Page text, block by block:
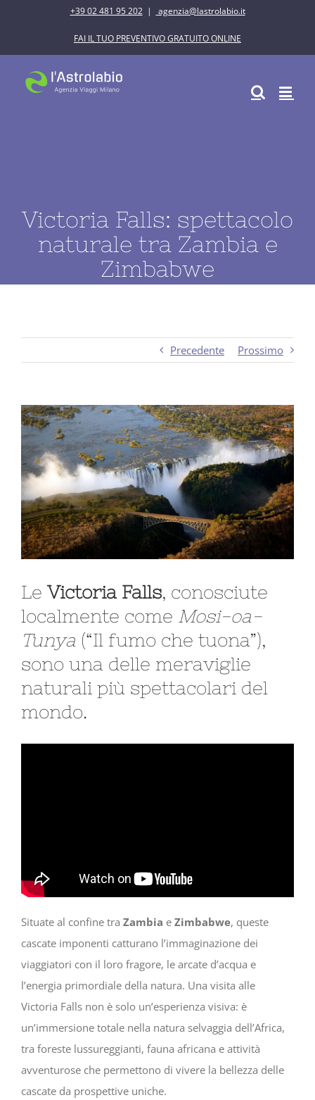
contenuto
+39 02 481 95 202 | agenzia@lastrolabio.it
FAI IL TUO PREVENTIVO GRATUITO ONLINE
Victoria Falls: spettacolo
naturale tra Zambia e
Zimbabwe
Precedente Prossimo
Ingrandisci
immagine
LeVictoria Falls, conosciute
localmente come Mosi-oa-
Tunya (“Il fumo che tuona”),
sono una delle meraviglie
naturali più spettacolari del
mondo.
Situate al confine tra Zambia e Zimbabwe, queste
cascate imponenti catturano l’immaginazione dei
viaggiatori con il loro fragore, le arcate d’acqua e
l’energia primordiale della natura. Una visita alle
Victoria Falls non è solo un’esperienza visiva: è
un’immersione totale nella natura selvaggia dell’Africa,
tra foreste lussureggianti, fauna africana e attività
avventurose che permettono di vivere la bellezza delle
cascate da prospettive uniche.